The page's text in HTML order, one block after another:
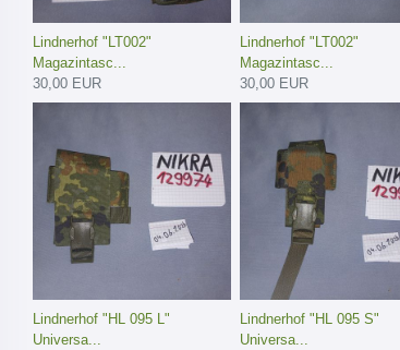
Lindnerhof "LT002"
Magazintasc...
30,00 EUR
Lindnerhof "LT002"
Magazintasc...
30,00 EUR
Lindnerhof "HL 095 L"
Universa...
Lindnerhof "HL 095 S"
Universa...